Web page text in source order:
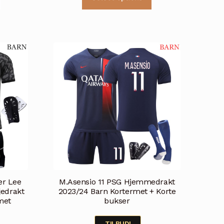
Alternativene
kan
velges
på
produktsiden
Lee
M.Asensio 11 PSG Hjemmedrakt
2023/24 Barn Kortermet + Korte
bukser